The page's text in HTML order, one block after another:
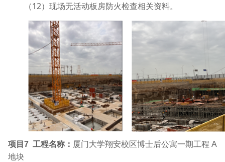
（12）现场无活动板房防火检查相关资料。
项目 7 工程名称： 厦门大学翔安校区博士后公寓一期工程 A
地块